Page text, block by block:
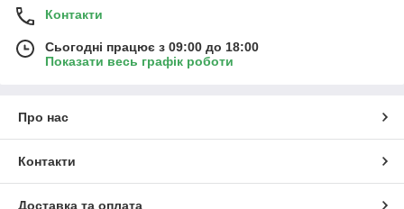
Контакти
Сьогодні працює з 09:00 до 18:00
Показати весь графік роботи
Про нас
Контакти
Доставка та оплата